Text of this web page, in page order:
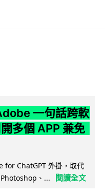
一句話跨軟
多個 APP 兼免
for ChatGPT 外掛，取代
、...
閱讀全文